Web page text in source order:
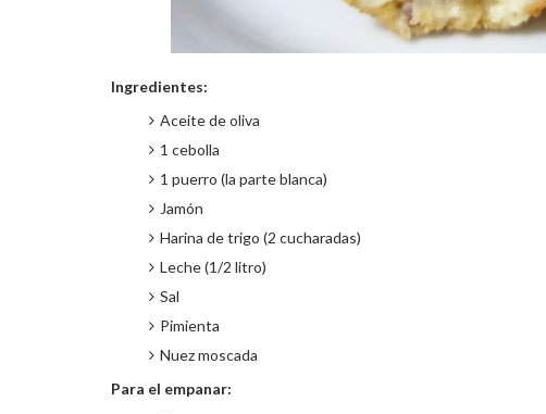
Ingredientes:
Aceite de oliva
1 cebolla
1 puerro (la parte blanca)
Jamón
Harina de trigo (2 cucharadas)
Leche (1/2 litro)
Sal
Pimienta
Nuez moscada
Para el empanar: